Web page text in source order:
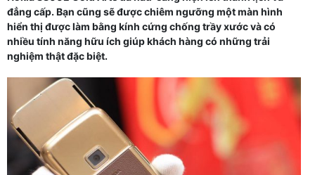
đẳng cấp. Bạn cũng sẽ được chiêm ngưỡng một màn hình
hiển thị được làm bằng kính cứng chống trầy xước và có
nhiều tính năng hữu ích giúp khách hàng có những trải
nghiệm thật đặc biệt.